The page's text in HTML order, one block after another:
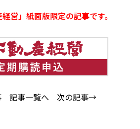
営」紙面版限定の記事です。
記事一覧へ 次の記事→